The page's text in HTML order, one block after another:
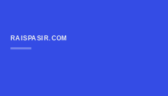
RAISPASIR.COM